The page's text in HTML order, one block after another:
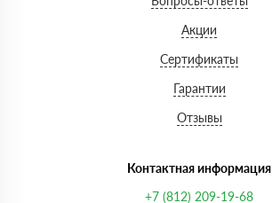
Акции
Сертификаты
Гарантии
Отзывы
Контактная информация
+7 (812) 209-19-68